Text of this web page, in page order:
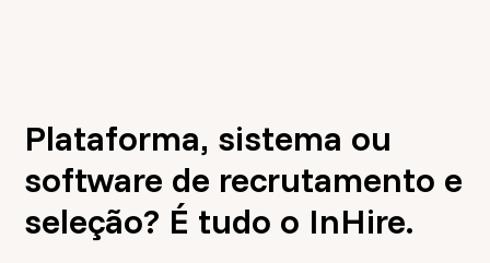
Plataforma, sistema ou
software de recrutamento e
seleção? É tudo o InHire.